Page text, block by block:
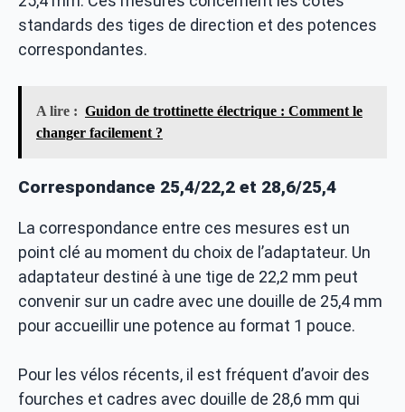
standards des tiges de direction et des potences
correspondantes.
A lire : Guidon de trottinette électrique : Comment le
changer facilement ?
Correspondance 25,4/22,2 et 28,6/25,4
La correspondance entre ces mesures est un
point clé au moment du choix de l’adaptateur. Un
adaptateur destiné à une tige de 22,2 mm peut
convenir sur un cadre avec une douille de 25,4 mm
pour accueillir une potence au format 1 pouce.
Pour les vélos récents, il est fréquent d’avoir des
fourches et cadres avec douille de 28,6 mm qui